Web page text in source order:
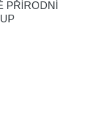
PŘÍRODNÍ